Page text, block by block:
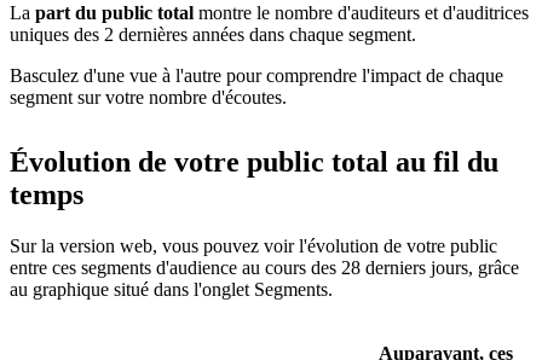
La part du public total montre le nombre d'auditeurs et d'auditrices
uniques des 2 dernières années dans chaque segment.
Basculez d'une vue à l'autre pour comprendre l'impact de chaque
segment sur votre nombre d'écoutes.
Évolution de votre public total au fil du
temps
Sur la version web, vous pouvez voir l'évolution de votre public
entre ces segments d'audience au cours des 28 derniers jours, grâce
au graphique situé dans l'onglet Segments.
Auparavant, ces